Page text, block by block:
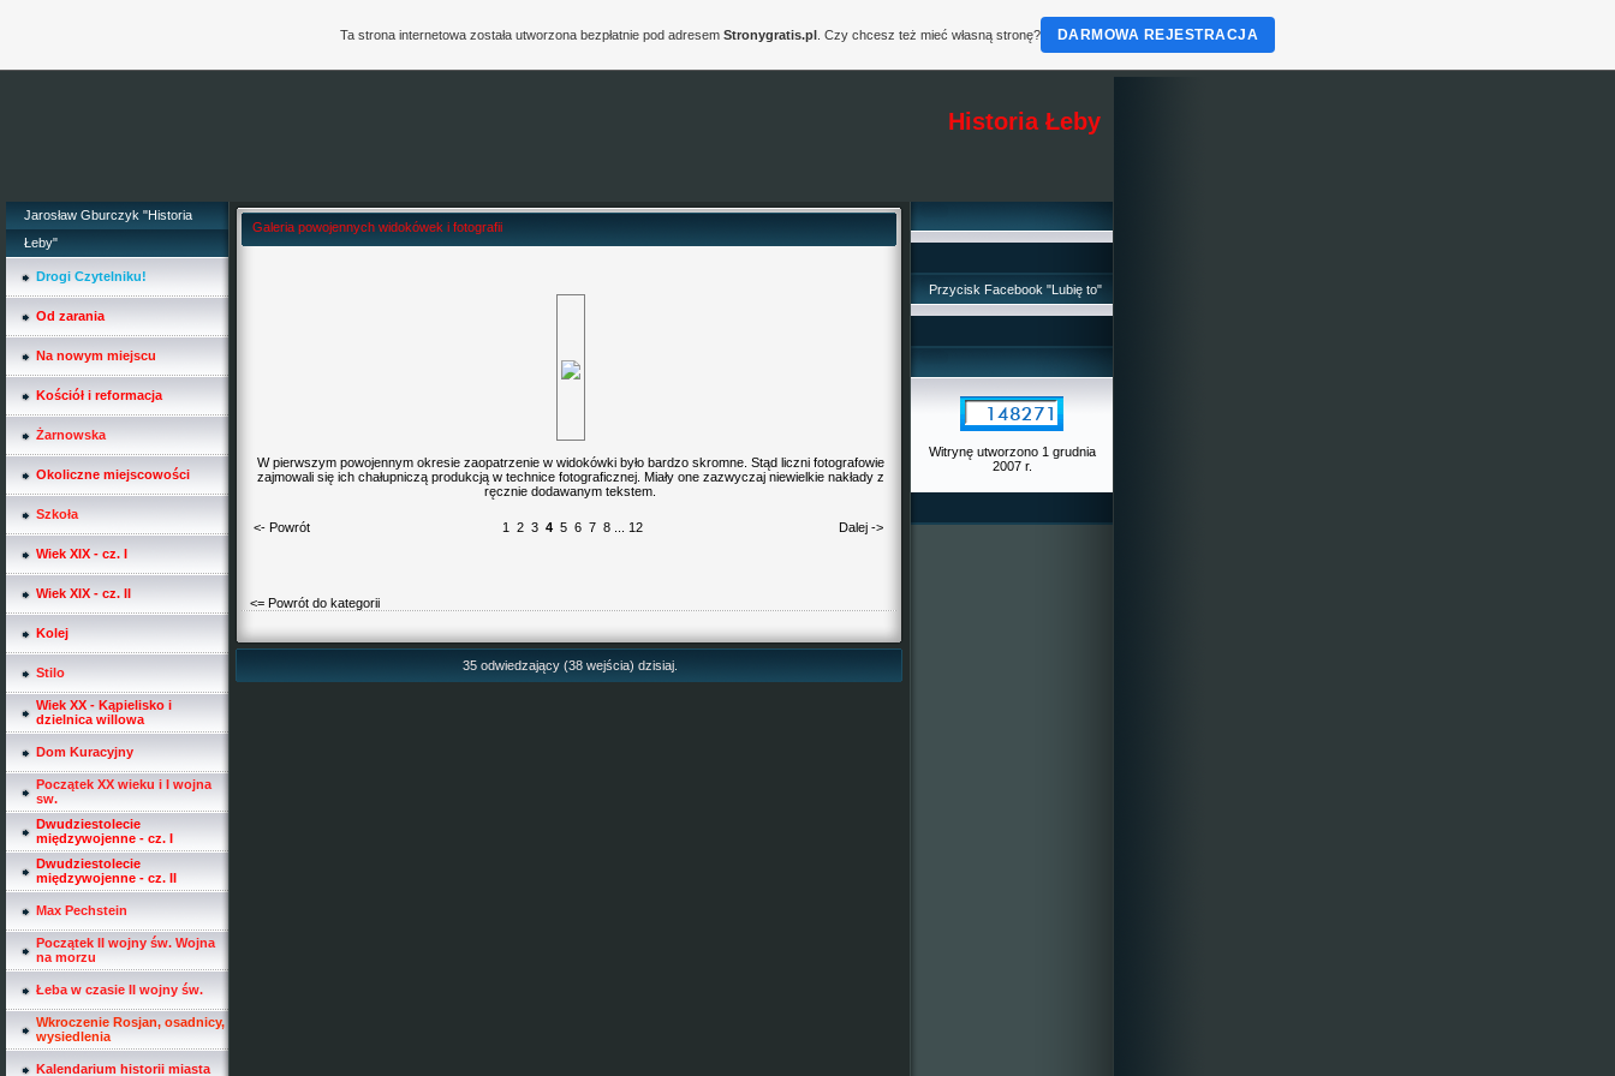
Historia Łeby
Jarosław Gburczyk "Historia
Łeby"
Drogi Czytelniku!
Od zarania
Na nowym miejscu
Kościół i reformacja
Żarnowska
Okoliczne miejscowości
Szkoła
Wiek XIX - cz. I
Wiek XIX - cz. II
Kolej
Stilo
Wiek XX - Kąpielisko i
dzielnica willowa
Dom Kuracyjny
Początek XX wieku i I wojna
sw.
Dwudziestolecie
międzywojenne - cz. I
Dwudziestolecie
międzywojenne - cz. II
Max Pechstein
Początek II wojny św. Wojna
na morzu
Łeba w czasie II wojny św.
Wkroczenie Rosjan, osadnicy,
wysiedlenia
Kalendarium historii miasta
Galeria powojennych widokówek i fotografii
W pierwszym powojennym okresie zaopatrzenie w widokówki było bardzo skromne. Stąd liczni fotografowie
zajmowali się ich chałupniczą produkcją w technice fotograficznej. Miały one zazwyczaj niewielkie nakłady z
ręcznie dodawanym tekstem.
<- Powrót 1 2 3 4 5 6 7 8... 12 Dalej ->
<= Powrót do kategorii
35 odwiedzający (38 wejścia) dzisiaj.
Przycisk Facebook "Lubię to"
Witrynę utworzono 1 grudnia
2007 r.
Ta strona internetowa została utworzona bezpłatnie pod adresem Stronygratis.pl. Czy chcesz też mieć własną stronę? DARMOWA REJESTRACJA